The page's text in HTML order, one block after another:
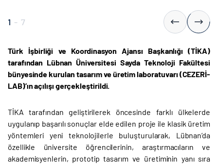
1 - 7
Türk İşbirliği ve Koordinasyon Ajansı Başkanlığı (TİKA)
tarafından Lübnan Üniversitesi Sayda Teknoloji Fakültesi
bünyesinde kurulan tasarım ve üretim laboratuvarı (CEZERİ-
LAB)’ın açılışı gerçekleştirildi.
TİKA tarafından geliştirilerek öncesinde farklı ülkelerde
uygulanıp başarılı sonuçlar elde edilen proje ile klasik üretim
yöntemleri yeni teknolojilerle buluşturularak, Lübnan’da
özellikle üniversite öğrencilerinin, araştırmacıların ve
akademisyenlerin, prototip tasarım ve üretiminin yanı sıra